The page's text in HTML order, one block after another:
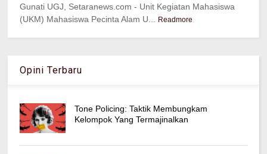
Gunati UGJ, Setaranews.com - Unit Kegiatan Mahasiswa
(UKM) Mahasiswa Pecinta Alam U...
Readmore
Opini Terbaru
Tone Policing: Taktik Membungkam
Kelompok Yang Termajinalkan